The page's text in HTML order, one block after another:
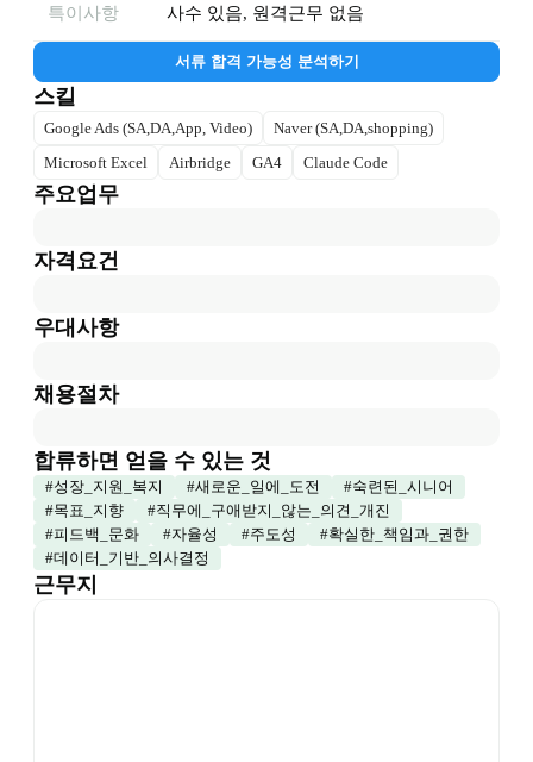
특이사항
사수 있음, 원격근무 없음
서류 합격 가능성 분석하기
스킬
Google Ads (SA,DA,App, Video)
Naver (SA,DA,shopping)
Microsoft Excel
Airbridge GA4 Claude Code
주요업무
자격요건
우대사항
채용절차
합류하면 얻을 수 있는 것
#성장_지원_복지 #새로운_일에_도전 #숙련된_시니어
#목표_지향 #직무에_구애받지_않는_의견_개진
#피드백_문화 #자율성 #주도성 #확실한_책임과_권한
#데이터_기반_의사결정
근무지